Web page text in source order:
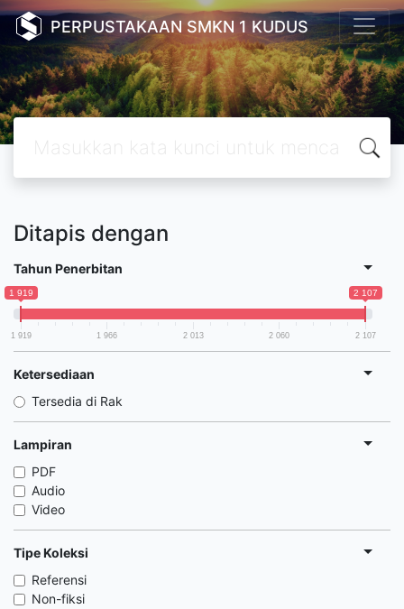
PERPUSTAKAAN SMKN 1 KUDUS
Ditapis dengan
Tahun Penerbitan
1 919 2 107
1 919 1 966 2 013 2 060 2 107
Ketersediaan
Tersedia di Rak
Lampiran
PDF
Audio
Video
Tipe Koleksi
Referensi
Non-fiksi